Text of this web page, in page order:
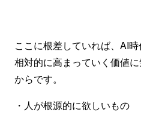
ここに根差していれば、AI時
相対的に高まっていく価値
からです。
・人が根源的に欲しいもの